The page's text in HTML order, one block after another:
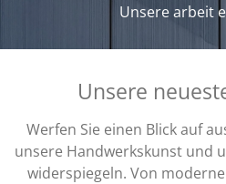
Unsere arbeit
Unsere
Werfen Sie einen Blick auf
unsere Handwerkskunst und
widerspiegeln. Von